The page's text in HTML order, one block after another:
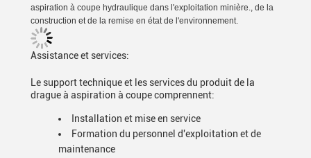
aspiration à coupe hydraulique dans l'exploitation minière., de la
construction et de la remise en état de l'environnement.
Assistance et services:
Le support technique et les services du produit de la
drague à aspiration à coupe comprennent:
Installation et mise en service
Formation du personnel d'exploitation et de
maintenance